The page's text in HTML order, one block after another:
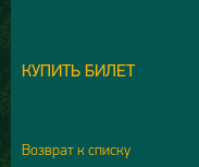
КУПИТЬ БИЛЕТ
Возврат к списку